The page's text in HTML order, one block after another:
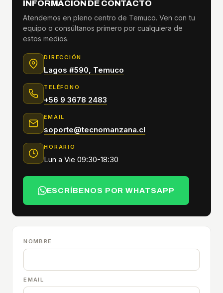
INFORMACIÓN DE CONTACTO
Atendemos en pleno centro de Temuco. Ven con tu
equipo o consúltanos primero por cualquiera de
estos medios.
DIRECCIÓN
Lagos #590, Temuco
TELÉFONO
+56 9 3678 2483
EMAIL
soporte@tecnomanzana.cl
HORARIO
Lun a Vie 09:30-18:30
ESCRÍBENOS POR WHATSAPP
NOMBRE
EMAIL